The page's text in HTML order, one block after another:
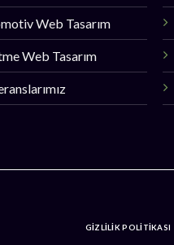
Web Tasarım
Web Tasarım
GİZLİLİK POLİTİKASI